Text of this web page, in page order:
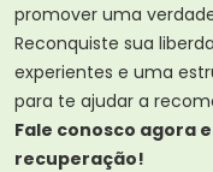
promover uma
Reconquiste sua
experientes e uma
para te ajudar a
Fale conosco agora
recuperação!